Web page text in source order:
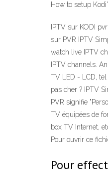
How to setup
IPTV sur KODI
sur PVR IPTV
watch live IPTV
IPTV channels.
TV LED - LCD,
pas cher ? IPTV
PVR signifie
TV équipées de
box TV Internet,
Pour ouvrir ce
Pour